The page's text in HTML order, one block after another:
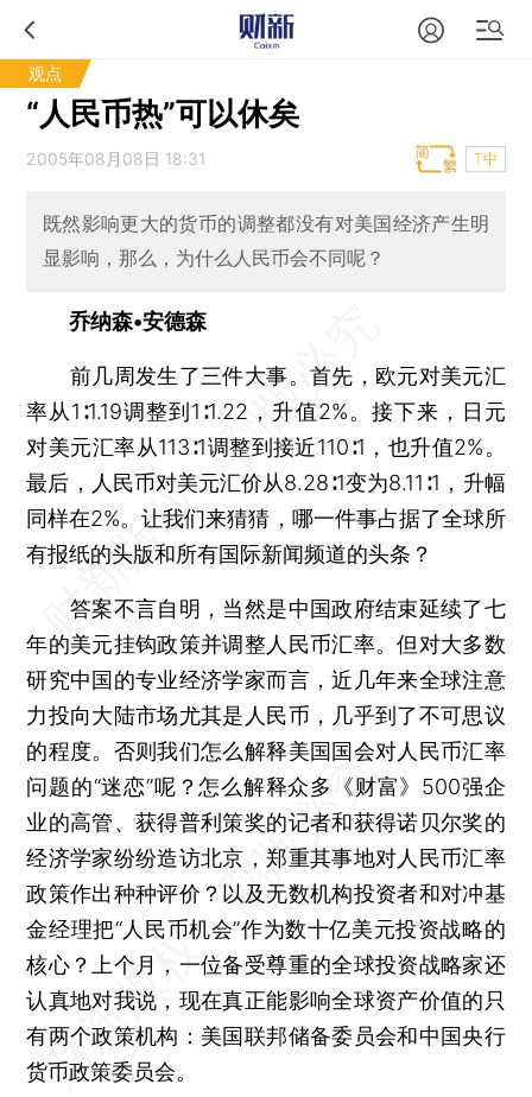
观点
“人民币热”可以休矣
2005年08月08日 18:31 T中
既然影响更大的货币的调整都没有对美国经济产生明
显影响，那么，为什么人民币会不同呢？
乔纳森•安德森
前几周发生了三件大事。首先，欧元对美元汇
率从1∶1.19调整到1∶1.22，升值2%。接下来，日元
对美元汇率从113∶1调整到接近110∶1，也升值2%。
最后，人民币对美元汇价从8.28∶1变为8.11∶1，升幅
同样在2%。让我们来猜猜，哪一件事占据了全球所
有报纸的头版和所有国际新闻频道的头条？
答案不言自明，当然是中国政府结束延续了七
年的美元挂钩政策并调整人民币汇率。但对大多数
研究中国的专业经济学家而言，近几年来全球注意
力投向大陆市场尤其是人民币，几乎到了不可思议
的程度。否则我们怎么解释美国国会对人民币汇率
问题的“迷恋”呢？怎么解释众多《财富》500强企
业的高管、获得普利策奖的记者和获得诺贝尔奖的
经济学家纷纷造访北京，郑重其事地对人民币汇率
政策作出种种评价？以及无数机构投资者和对冲基
金经理把“人民币机会”作为数十亿美元投资战略的
核心？上个月，一位备受尊重的全球投资战略家还
认真地对我说，现在真正能影响全球资产价值的只
有两个政策机构：美国联邦储备委员会和中国央行
货币政策委员会。